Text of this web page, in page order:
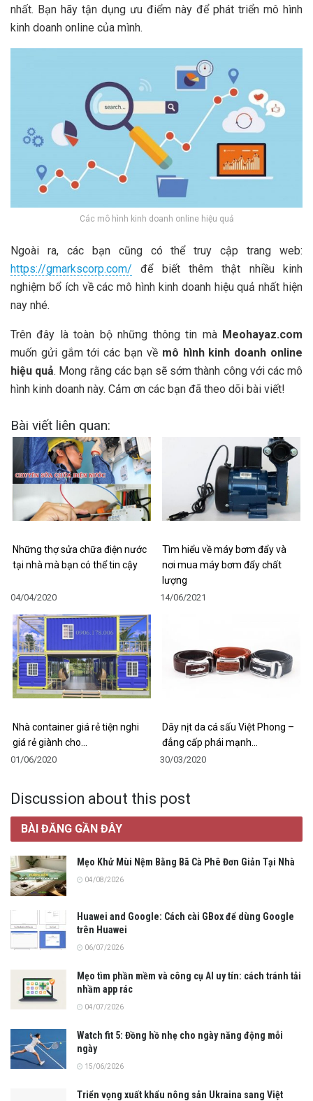
nhất. Bạn hãy tận dụng ưu điểm này để phát triển mô hình
kinh doanh online của mình.
Các mô hình kinh doanh online hiệu quả
Ngoài ra, các bạn cũng có thể truy cập trang web:
https://gmarkscorp.com/ để biết thêm thật nhiều kinh
nghiệm bổ ích về các mô hình kinh doanh hiệu quả nhất hiện
nay nhé.
Trên đây là toàn bộ những thông tin mà Meohayaz.com
muốn gửi gắm tới các bạn về mô hình kinh doanh online
hiệu quả. Mong rằng các bạn sẽ sớm thành công với các mô
hình kinh doanh này. Cảm ơn các bạn đã theo dõi bài viết!
Bài viết liên quan:
Những thợ sửa chữa điện nước
tại nhà mà bạn có thể tin cậy
04/04/2020
Tìm hiểu về máy bơm đẩy và
nơi mua máy bơm đẩy chất
lượng
14/06/2021
Nhà container giá rẻ tiện nghi
giá rẻ giành cho…
01/06/2020
Dây nịt da cá sấu Việt Phong –
đẳng cấp phái mạnh…
30/03/2020
Discussion about this post
BÀI ĐĂNG GẦN ĐÂY
Mẹo Khử Mùi Nệm Bằng Bã Cà Phê Đơn Giản Tại Nhà
04/08/2026
Huawei and Google: Cách cài GBox để dùng Google
trên Huawei
06/07/2026
Mẹo tìm phần mềm và công cụ AI uy tín: cách tránh tải
nhầm app rác
04/07/2026
Watch fit 5: Đồng hồ nhẹ cho ngày năng động mỗi
ngày
15/06/2026
Triển vọng xuất khẩu nông sản Ukraina sang Việt